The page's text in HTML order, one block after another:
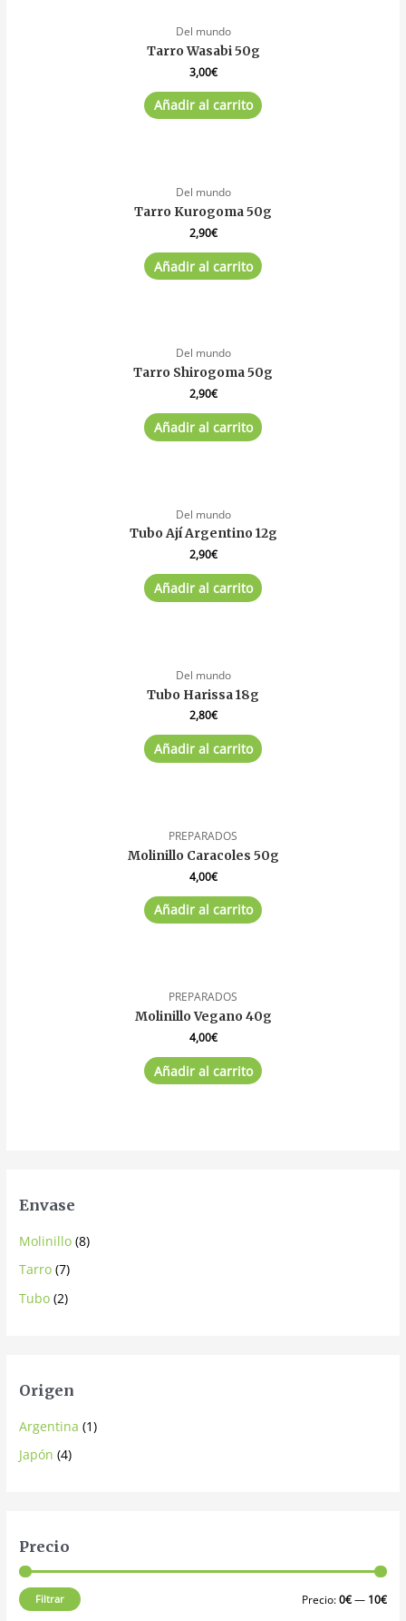
Del mundo
Tarro Wasabi 50g
3,00€
Añadir al carrito
Del mundo
Tarro Kurogoma 50g
2,90€
Añadir al carrito
Del mundo
Tarro Shirogoma 50g
2,90€
Añadir al carrito
Del mundo
Tubo Ají Argentino 12g
2,90€
Añadir al carrito
Del mundo
Tubo Harissa 18g
2,80€
Añadir al carrito
PREPARADOS
Molinillo Caracoles 50g
4,00€
Añadir al carrito
PREPARADOS
Molinillo Vegano 40g
4,00€
Añadir al carrito
Envase
Molinillo (8)
Tarro (7)
Tubo (2)
Origen
Argentina (1)
Japón (4)
Precio
Filtrar Precio:0€— 10€